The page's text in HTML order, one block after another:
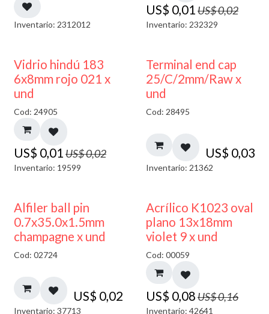
Inventario: 2312012
US$ 0,01US$0,02
Inventario: 232329
40% DESCUENTO
Vidrio hindú 183
6x8mm rojo 021 x
und
Cod: 24905
US$ 0,01US$0,02
Inventario: 19599
Terminal end cap
25/C/2mm/Raw x
und
Cod: 28495
US$ 0,03
Inventario: 21362
Alfiler ball pin
0.7x35.0x1.5mm
champagne x und
Cod: 02724
US$ 0,02
Inventario: 37713
50% DESCUENTO
Acrílico K1023 oval
plano 13x18mm
violet 9 x und
Cod: 00059
US$ 0,08US$0,16
Inventario: 42641